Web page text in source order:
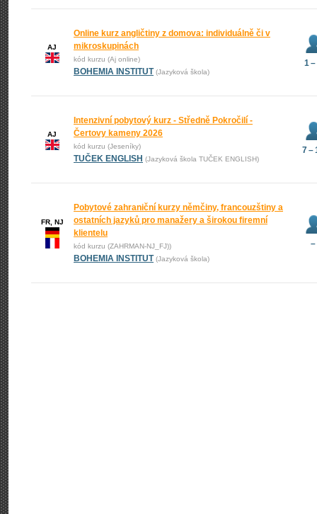
AJ
Online kurz angličtiny z domova: individuálně či v
mikroskupinách
kód kurzu (Aj online)
BOHEMIA INSTITUT (Jazyková škola)
1
AJ
Intenzivní pobytový kurz - Středně Pokročilí -
Čertovy kameny 2026
kód kurzu (Jeseníky)
TUČEK ENGLISH (Jazyková škola TUČEK ENGLISH)
7 –
FR, NJ
Pobytové zahraniční kurzy němčiny, francouzštiny a
ostatních jazyků pro manažery a širokou firemní
klientelu
kód kurzu (ZAHRMAN-NJ_FJ))
BOHEMIA INSTITUT (Jazyková škola)
–